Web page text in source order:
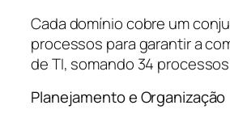
Cada domínio cobre um
processos para garantir a
de TI, somando 34
Planejamento e Organização